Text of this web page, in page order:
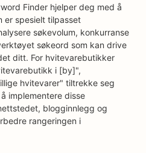
Finder hjelper deg med å
er spesielt tilpasset
søkevolum, konkurranse
søkeord som kan drive
ditt. For hvitevarebutikker
i [by]",
hvitevarer" tiltrekke seg
implementere disse
blogginnlegg og
rangeringen i